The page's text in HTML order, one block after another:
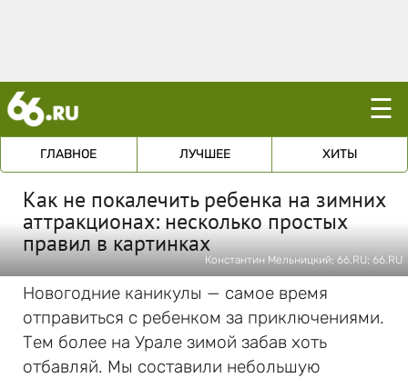
☰
ГЛАВНОЕ ЛУЧШЕЕ ХИТЫ
Как не покалечить ребенка на зимних
аттракционах: несколько простых
правил в картинках
Константин Мельницкий; 66.RU; 66.RU
Новогодние каникулы — самое время
отправиться с ребенком за приключениями.
Тем более на Урале зимой забав хоть
отбавляй. Мы составили небольшую